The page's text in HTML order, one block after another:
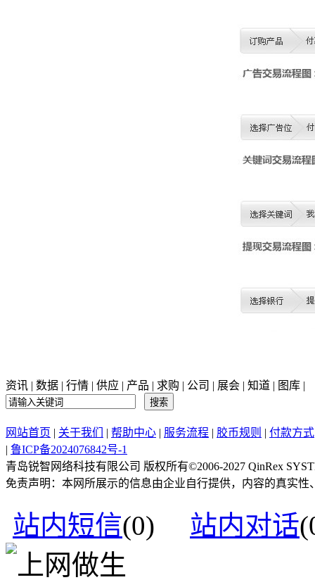
资讯 | 数据 | 行情 | 供应 | 产品 | 求购 | 公司 | 展会 | 知道 | 图库 |
网站首页 | 关于我们 | 帮助中心 | 服务流程 | 胶币规则 | 付款方式
| 鲁ICP备2024076842号-1
青岛锐智网络科技有限公司 版权所有©2006-2027 QinRex
免责声明：本网所展示的信息由企业自行提供，内容的真实
站内短信(0) 站内对话(